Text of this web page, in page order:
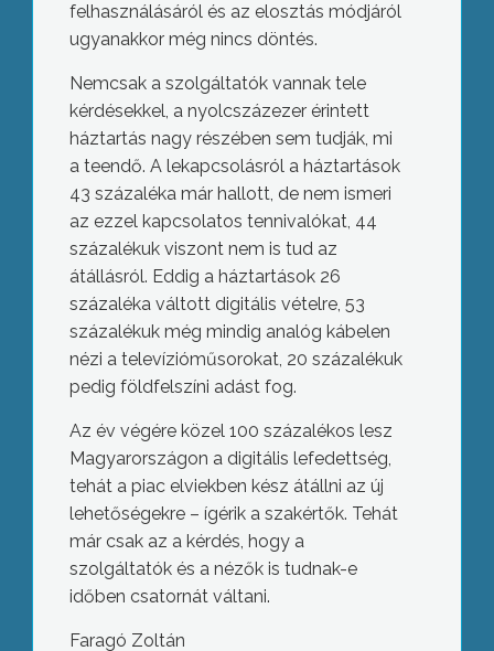
felhasználásáról és az elosztás módjáról
ugyanakkor még nincs döntés.
Nemcsak a szolgáltatók vannak tele
kérdésekkel, a nyolcszázezer érintett
háztartás nagy részében sem tudják, mi
a teendő. A lekapcsolásról a háztartások
43 százaléka már hallott, de nem ismeri
az ezzel kapcsolatos tennivalókat, 44
százalékuk viszont nem is tud az
átállásról. Eddig a háztartások 26
százaléka váltott digitális vételre, 53
százalékuk még mindig analóg kábelen
nézi a televízióműsorokat, 20 százalékuk
pedig földfelszíni adást fog.
Az év végére közel 100 százalékos lesz
Magyarországon a digitális lefedettség,
tehát a piac elviekben kész átállni az új
lehetőségekre – ígérik a szakértők. Tehát
már csak az a kérdés, hogy a
szolgáltatók és a nézők is tudnak-e
időben csatornát váltani.
Faragó Zoltán